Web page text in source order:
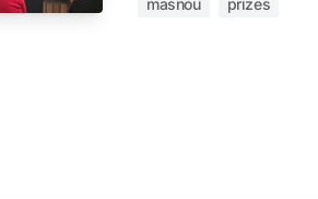
masnou prizes